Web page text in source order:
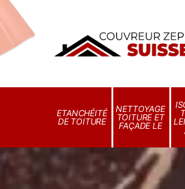
ETANCHÉITÉ
DE TOITURE
NETTOYAGE
TOITURE ET
FAÇADE LE